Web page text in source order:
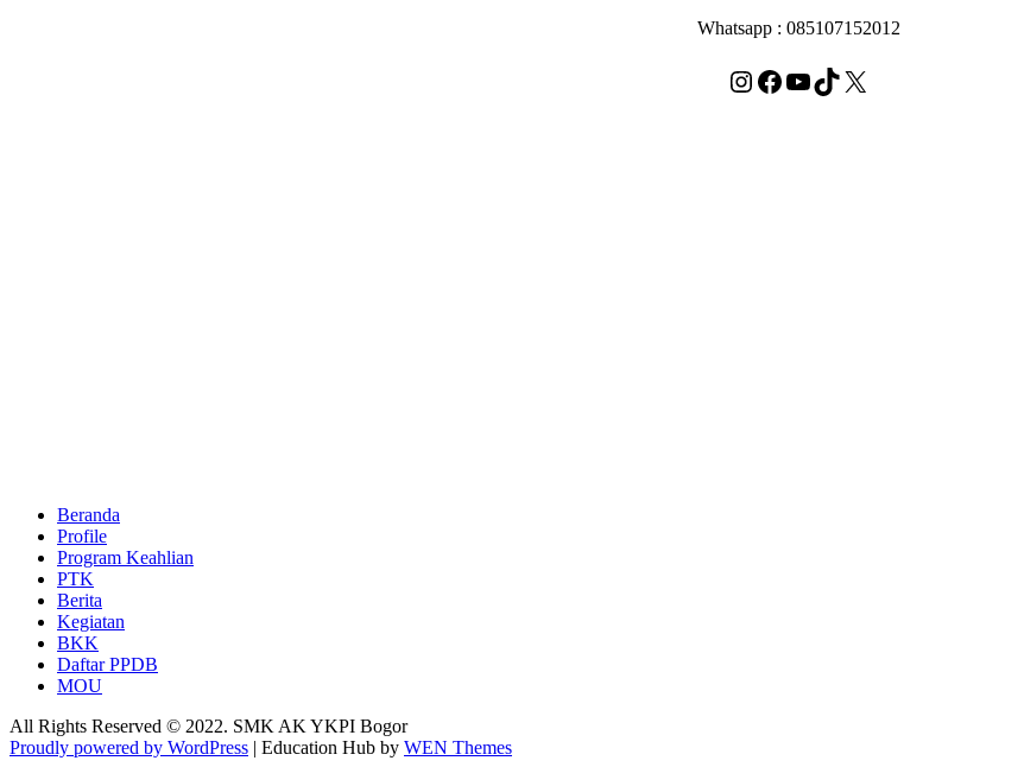
Whatsapp : 085107152012
Instagram
Facebook
YouTube
TikTok
X
Beranda
Profile
Program Keahlian
PTK
Berita
Kegiatan
BKK
Daftar PPDB
MOU
All Rights Reserved © 2022. SMK AK YKPI Bogor
Proudly powered by WordPress | Education Hub by WEN Themes